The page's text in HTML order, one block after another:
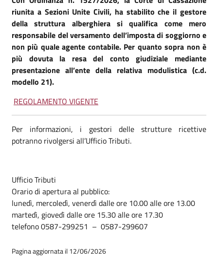
riunita a Sezioni Unite Civili, ha stabilito che il gestore
della struttura alberghiera si qualifica come mero
responsabile del versamento dell’imposta di soggiorno e
non più quale agente contabile. Per quanto sopra non è
più dovuta la resa del conto giudiziale mediante
presentazione all’ente della relativa modulistica (c.d.
modello 21).
REGOLAMENTO VIGENTE
Per informazioni, i gestori delle strutture ricettive
potranno rivolgersi all’Ufficio Tributi.
Ufficio Tributi
Orario di apertura al pubblico:
lunedì, mercoledì, venerdì dalle ore 10.00 alle ore 13.00
martedì, giovedì dalle ore 15.30 alle ore 17.30
telefono 0587-299251 – 0587-299607
Pagina aggiornata il 12/06/2026